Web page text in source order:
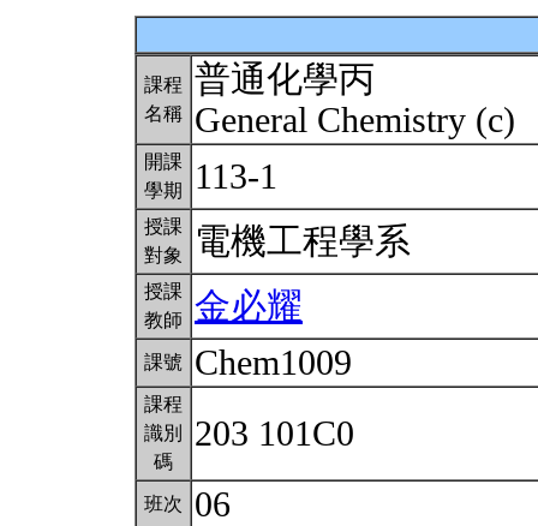
課程
名稱
普通化學丙
General Chemistry (c)
開課
學期
113-1
授課
對象
電機工程學系
授課
教師
金必耀
課號 Chem1009
課程
識別
碼
203 101C0
班次 06